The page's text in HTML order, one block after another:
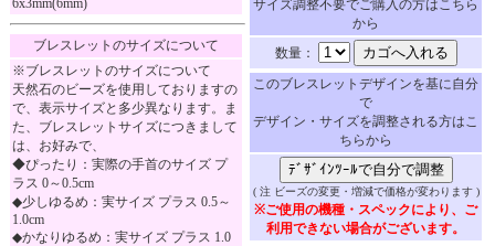
ブレスレットのサイズについて
※ブレスレットのサイズについて
天然石のビーズを使用しておりますの
で、表示サイズと多少異なります。ま
た、ブレスレットサイズにつきまして
は、お好みで、
◆ぴったり：実際の手首のサイズ プ
ラス 0～0.5cm
◆少しゆるめ：実サイズ プラス 0.5～
1.0cm
◆かなりゆるめ：実サイズ プラス 1.0
サイズ調整不要でご購入の方はこちら
から
数量：
このブレスレットデザインを基に自分
で
デザイン・サイズを調整される方はこ
ちらから
( 注 ビーズの変更・増減で価格が変わります )
※ご使用の機種・スペックにより、ご
利用できない場合がございます。